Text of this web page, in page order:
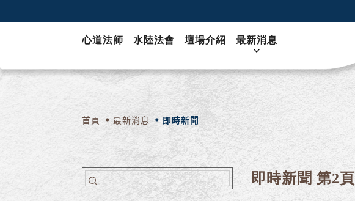
心道法師 水陸法會 壇場介紹 最新消息
首頁 最新消息 即時新聞
即時新聞 第2頁